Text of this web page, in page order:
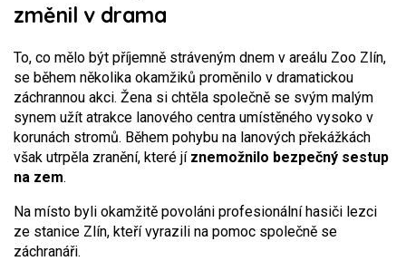
změnil v drama
To, co mělo být příjemně stráveným dnem v areálu Zoo Zlín,
se během několika okamžiků proměnilo v dramatickou
záchrannou akci. Žena si chtěla společně se svým malým
synem užít atrakce lanového centra umístěného vysoko v
korunách stromů. Během pohybu na lanových překážkách
však utrpěla zranění, které jí znemožnilo bezpečný sestup
na zem.
Na místo byli okamžitě povoláni profesionální hasiči lezci
ze stanice Zlín, kteří vyrazili na pomoc společně se
záchranáři.